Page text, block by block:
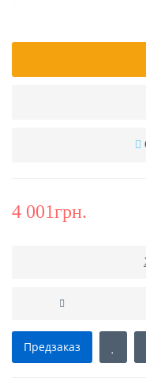
4 001грн.
Предзаказ